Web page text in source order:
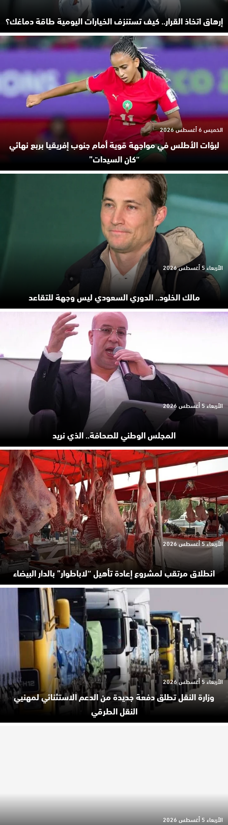
إرهاق اتخاذ القرار.. كيف تستنزف الخيارات اليومية طاقة دماغك؟
لبؤات الأطلس في مواجهة قوية أمام جنوب إفريقيا بربع نهائي
“كان السيدات”
الخميس 6 أغسطس 2026
مالك الخلود.. الدوري السعودي ليس وجهة للتقاعد
الأربعاء 5 أغسطس 2026
المجلس الوطني للصحافة.. الذي نريد
الأربعاء 5 أغسطس 2026
انطلاق مرتقب لمشروع إعادة تأهيل “لاباطوار” بالدار البيضاء
الأربعاء 5 أغسطس 2026
وزارة النقل تطلق دفعة جديدة من الدعم الاستثنائي لمهنيي
النقل الطرقي
الأربعاء 5 أغسطس 2026
الأربعاء 5 أغسطس 2026